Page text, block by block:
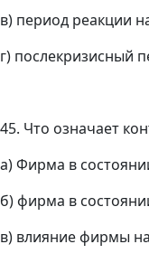
в) период реакции
г) послекризисный
45. Что означает
а) Фирма в
б) фирма в
в) влияние фирмы